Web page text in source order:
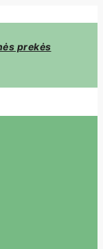
prekės